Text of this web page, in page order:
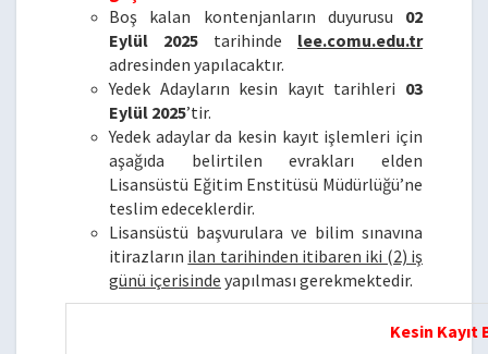
Boş kalan kontenjanların duyurusu 02
Eylül 2025 tarihinde lee.comu.edu.tr
adresinden yapılacaktır.
Yedek Adayların kesin kayıt tarihleri 03
Eylül 2025’tir.
Yedek adaylar da kesin kayıt işlemleri için
aşağıda belirtilen evrakları elden
Lisansüstü Eğitim Enstitüsü Müdürlüğü’ne
teslim edeceklerdir.
Lisansüstü başvurulara ve bilim sınavına
itirazların ilan tarihinden itibaren iki (2) iş
günü içerisinde yapılması gerekmektedir.
Kesin Kayıt